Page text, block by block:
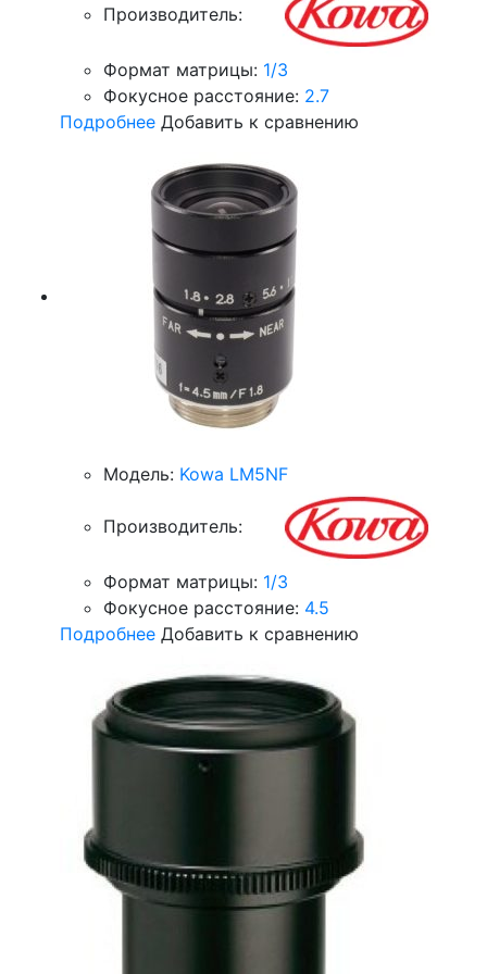
Производитель:
Формат матрицы: 1/3
Фокусное расстояние: 2.7
Подробнее Добавить к сравнению
Модель: Kowa LM5NF
Производитель:
Формат матрицы: 1/3
Фокусное расстояние: 4.5
Подробнее Добавить к сравнению